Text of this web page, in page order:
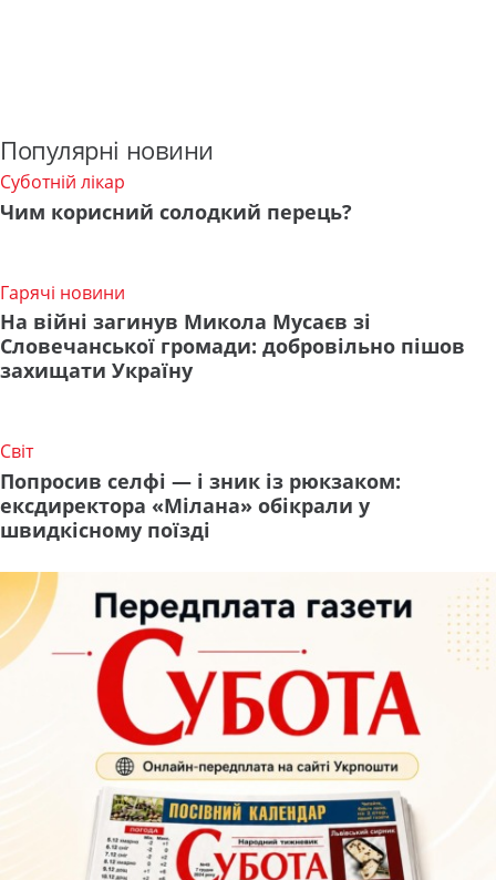
Популярні новини
Суботній лікар
Чим корисний солодкий перець?
Гарячі новини
На війні загинув Микола Мусаєв зі
Словечанської громади: добровільно пішов
захищати Україну
Світ
Попросив селфі — і зник із рюкзаком:
ексдиректора «Мілана» обікрали у
швидкісному поїзді